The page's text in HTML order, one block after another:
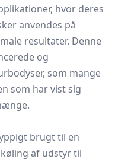
hvor deres
anvendes på
resultater. Denne
og
som mange
som har vist sig
brugt til en
af udstyr til